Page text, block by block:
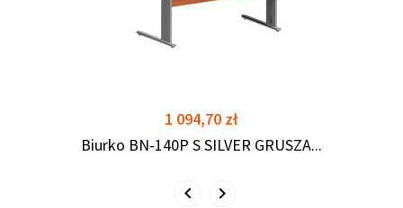
Cena
1 094,70 zł
Biurko BN-140P S SILVER GRUSZA...